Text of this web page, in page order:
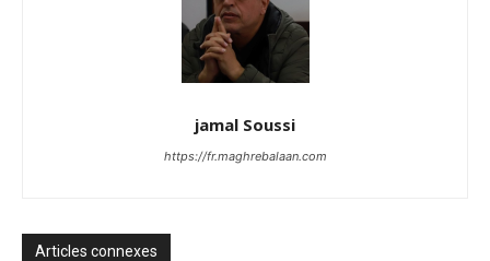
jamal Soussi
https://fr.maghrebalaan.com
Articles connexes